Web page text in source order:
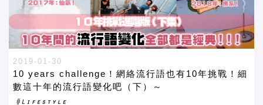
2019-01-30
10 years challenge！網絡流行語也有10年挑戰！細
數這十年的流行語變化吧（下）～